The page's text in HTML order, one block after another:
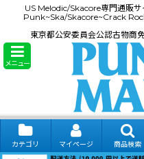
US Melodic/Skacore専門通販
Punk~Ska/Skacore~Crack
東京都公安委員会公認古物商
メニュー
カテゴリ マイページ 商品検索